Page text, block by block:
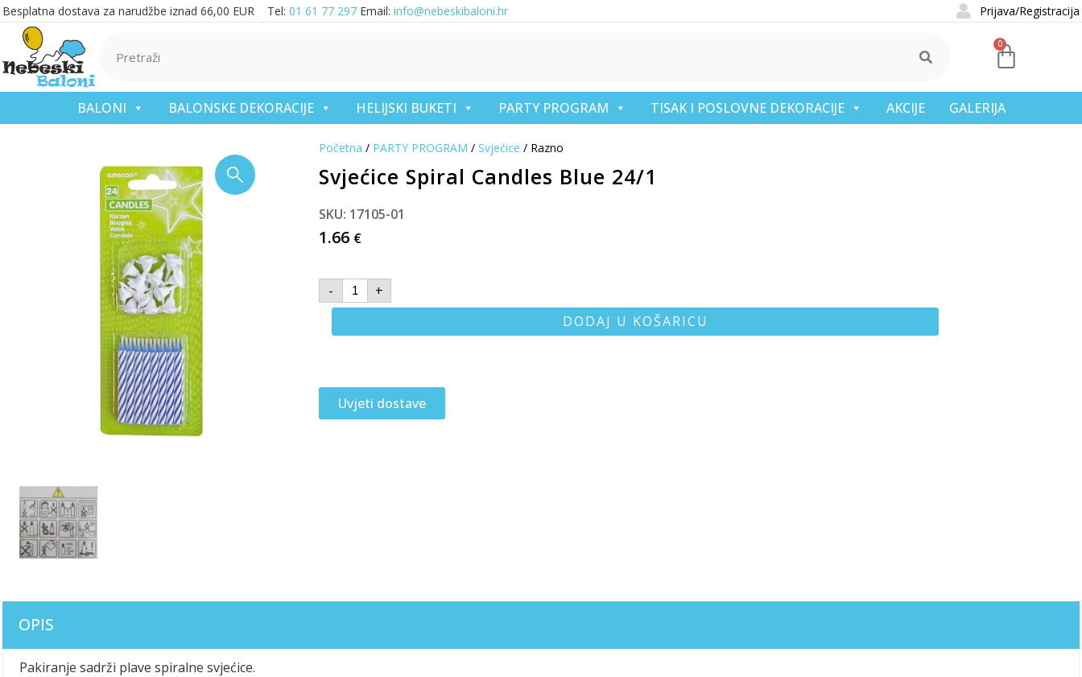
Besplatna dostava za narudžbe iznad 66,00 EUR Tel: 01 61 77 297 Email: info@nebeskibaloni.hr Prijava/Registracija
0
BALONI BALONSKE DEKORACIJE HELIJSKI BUKETI PARTY PROGRAM TISAK I POSLOVNE DEKORACIJE AKCIJE GALERIJA
Početna / PARTY PROGRAM / Svjećice / Razno
Svjećice Spiral Candles Blue 24/1
SKU: 17105-01
1.66 €
-
+
DODAJ U KOŠARICU
Uvjeti dostave
OPIS
Pakiranje sadrži plave spiralne svjećice.